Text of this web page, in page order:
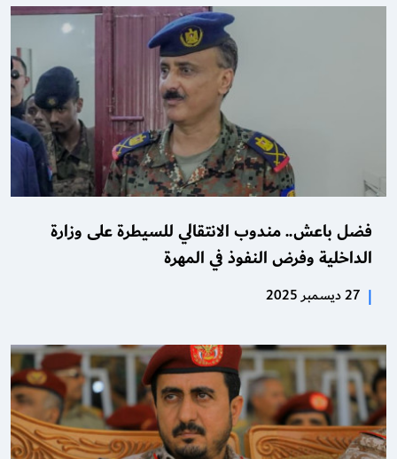
فضل باعش.. مندوب الانتقالي للسيطرة على وزارة
الداخلية وفرض النفوذ في المهرة
| 27 ديسمبر 2025